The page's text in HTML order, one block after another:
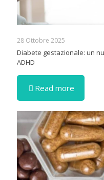
28 Ottobre 2025
Diabete gestazionale: un
ADHD
Read more